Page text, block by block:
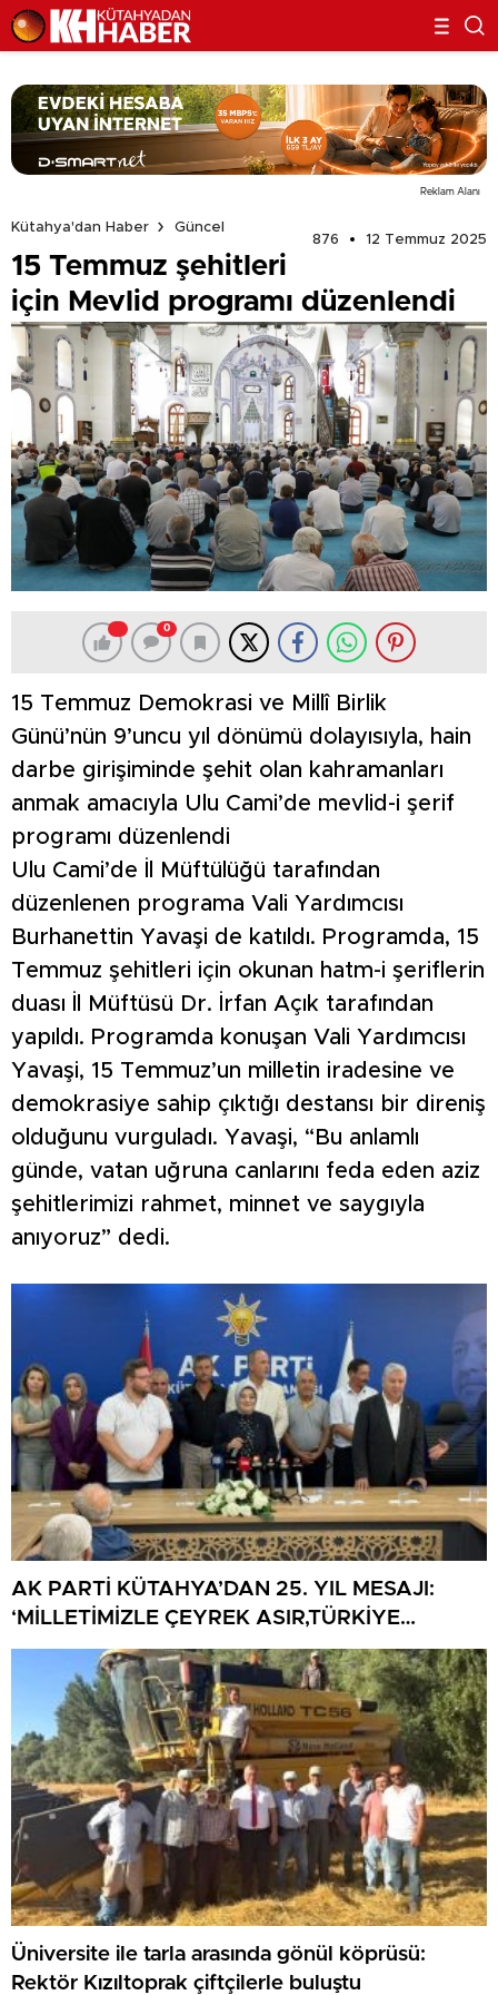
Reklam Alanı
Kütahya'dan Haber
Güncel
876
12 Temmuz 2025
15 Temmuz şehitleri
için Mevlid programı düzenlendi
0
15 Temmuz Demokrasi ve Millî Birlik
Günü’nün 9’uncu yıl dönümü dolayısıyla, hain
darbe girişiminde şehit olan kahramanları
anmak amacıyla Ulu Cami’de mevlid-i şerif
programı düzenlendi
Ulu Cami’de İl Müftülüğü tarafından
düzenlenen programa Vali Yardımcısı
Burhanettin Yavaşi de katıldı. Programda, 15
Temmuz şehitleri için okunan hatm-i şeriflerin
duası İl Müftüsü Dr. İrfan Açık tarafından
yapıldı. Programda konuşan Vali Yardımcısı
Yavaşi, 15 Temmuz’un milletin iradesine ve
demokrasiye sahip çıktığı destansı bir direniş
olduğunu vurguladı. Yavaşi, “Bu anlamlı
günde, vatan uğruna canlarını feda eden aziz
şehitlerimizi rahmet, minnet ve saygıyla
anıyoruz” dedi.
AK PARTİ KÜTAHYA’DAN 25. YIL MESAJI:
‘MİLLETİMİZLE ÇEYREK ASIR,TÜRKİYE
GELECEĞE HAZIR’
Üniversite ile tarla arasında gönül köprüsü:
Rektör Kızıltoprak çiftçilerle buluştu